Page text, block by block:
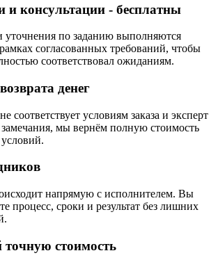
и консультации - бесплатны
уточнения по заданию выполняются
согласованных требований, чтобы
соответствовал ожиданиям.
денег
соответствует условиям заказа и эксперт
мы вернём полную стоимость
напрямую с исполнителем. Вы
процесс, сроки и результат без лишних
точную стоимость